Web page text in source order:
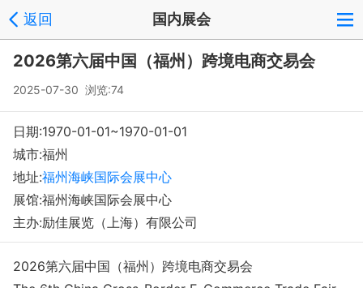
返回 国内展会
2026第六届中国（福州）跨境电商交易会
2025-07-30 浏览:74
日期:1970-01-01~1970-01-01
城市:福州
地址:福州海峡国际会展中心
展馆:福州海峡国际会展中心
主办:励佳展览（上海）有限公司
2026第六届中国（福州）跨境电商交易会
注册 反馈
Copyright © 2008-2018 环球会展网 fairglobal.com.cn 版权所有